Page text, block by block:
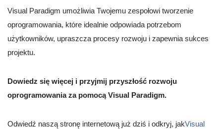
Visual Paradigm umożliwia Twojemu zespołowi tworzenie
oprogramowania, które idealnie odpowiada potrzebom
użytkowników, upraszcza procesy rozwoju i zapewnia sukces
projektu.
Dowiedz się więcej i przyjmij przyszłość rozwoju
oprogramowania za pomocą Visual Paradigm.
Odwiedź naszą stronę internetową już dziś i odkryj, jakVisual